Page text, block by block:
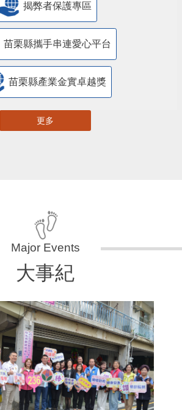
揭弊者保護專區
苗栗縣攜手串連愛心平台
苗栗縣產業金實卓越獎
更多
大事紀